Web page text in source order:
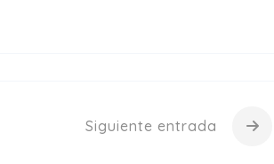
Siguiente entrada